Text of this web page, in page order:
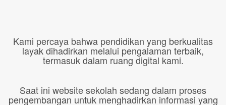
Kami percaya bahwa pendidikan yang berkualitas
layak dihadirkan melalui pengalaman terbaik,
termasuk dalam ruang digital kami.
Saat ini website sekolah sedang dalam proses
pengembangan untuk menghadirkan informasi yang